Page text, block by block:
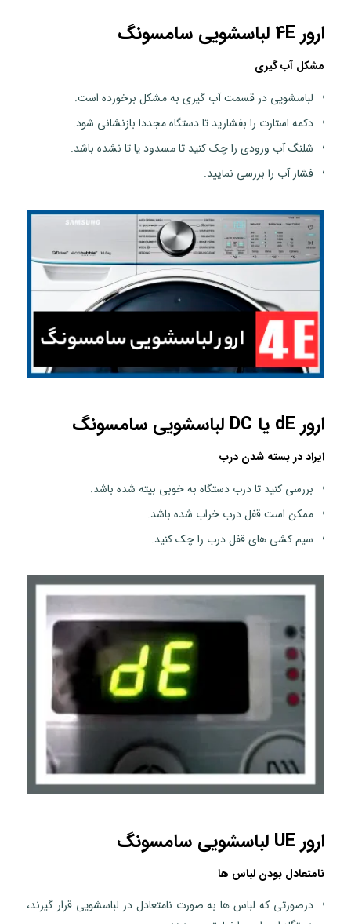
ارور 4E لباسشویی سامسونگ
مشکل آب گیری
لباسشویی در قسمت آب گیری به مشکل برخورده است.
دکمه استارت را بفشارید تا دستگاه مجددا بازنشانی شود.
شلنگ آب ورودی را چک کنید تا مسدود یا تا نشده باشد.
فشار آب را بررسی نمایید.
ارور dE یا DC لباسشویی سامسونگ
ایراد در بسته شدن درب
بررسی کنید تا درب دستگاه به خوبی بیته شده باشد.
ممکن است قفل درب خراب شده باشد.
سیم کشی های قفل درب را چک کنید.
ارور UE لباسشویی سامسونگ
نامتعادل بودن لباس ها
درصورتی که لباس ها به صورت نامتعادل در لباسشویی قرار گیرند،